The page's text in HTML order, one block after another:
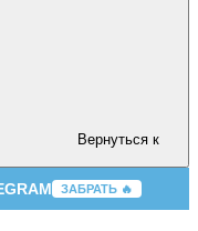
Вернуться к
ЗАБРАТЬ 🔥